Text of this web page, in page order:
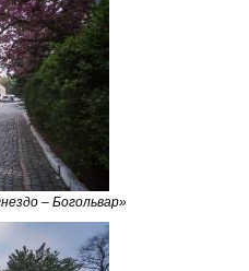
– Богольвар»